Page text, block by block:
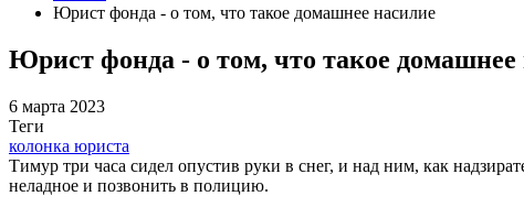
Юрист фонда - о том, что такое домашнее насилие
Юрист фонда - о том, что такое домашнее
6 марта 2023
Теги
колонка юриста
Тимур три часа сидел опустив руки в снег, и над ним, как
неладное и позвонить в полицию.